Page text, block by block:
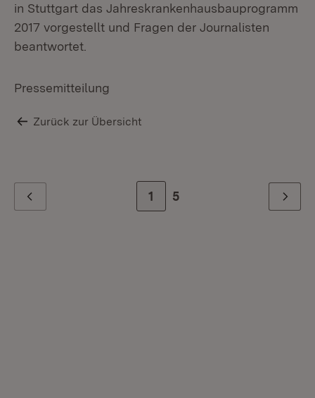
in Stuttgart das Jahreskrankenhausbauprogramm
2017 vorgestellt und Fragen der Journalisten
beantwortet.
Pressemitteilung
Zurück zur Übersicht
Zur Seite
1 Zur letzten Seite
5 Weiter